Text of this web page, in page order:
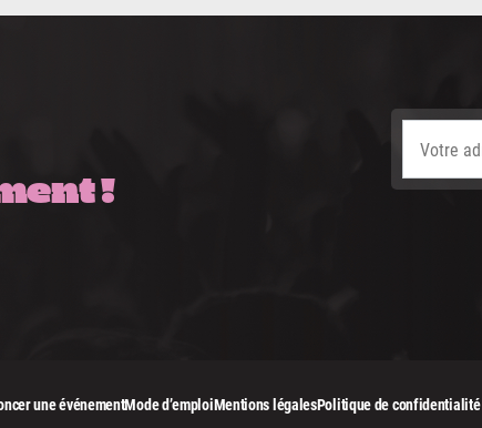
!
une événementMode d’emploiMentions légalesPolitique de confidentialité